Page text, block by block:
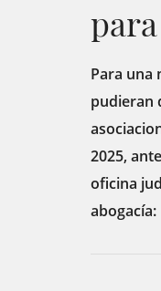
Para una
pudieran
2025,
oficina
abogacía: